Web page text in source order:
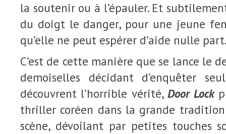
la soutenir ou à l’épauler. Et
du doigt le danger, pour une jeune
qu’elle ne peut espérer d’aide nulle
C’est de cette manière que se lance le
demoiselles décidant d’enquêter
découvrent l’horrible vérité, Door Lock
thriller coréen dans la grande
scène, dévoilant par petites touches